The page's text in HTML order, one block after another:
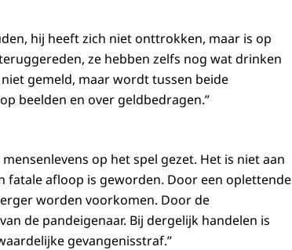
hij heeft zich niet onttrokken, maar is op
ze hebben zelfs nog wat drinken
gemeld, maar wordt tussen beide
beelden en over geldbedragen.”
op het spel gezet. Het is niet aan
fatale afloop is geworden. Door een oplettende
worden voorkomen. Door de
de pandeigenaar. Bij dergelijk handelen is
gevangenisstraf.”